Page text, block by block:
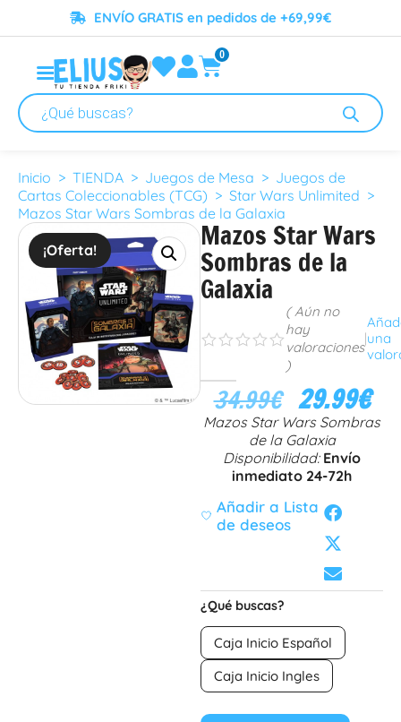
ENVÍO GRATIS en pedidos de +69,99€
0
Inicio > TIENDA > Juegos de Mesa > Juegos de
Cartas Coleccionables (TCG) > Star Wars Unlimited >
Mazos Star Wars Sombras de la Galaxia
¡Oferta! Mazos Star Wars
Sombras de la
Galaxia
sssss
( Aún no
hay
valoraciones
)
una
34.99€ 29.99€
Mazos Star Wars Sombras
de la Galaxia
Disponibilidad: Envío
inmediato 24-72h
Añadir a Lista
de deseos
¿Qué buscas?
Caja Inicio Español
Caja Inicio Ingles